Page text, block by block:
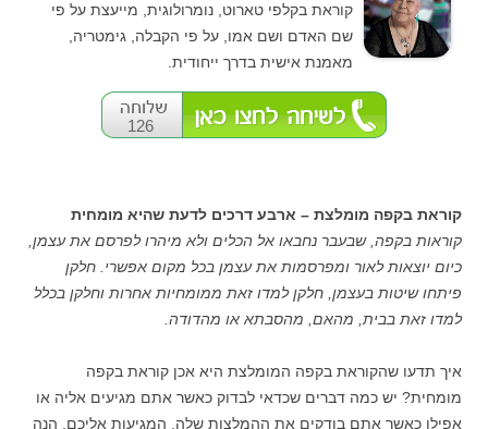
קוראת בקלפי טארוט, נומרולוגית, מייעצת על פי
שם האדם ושם אמו, על פי הקבלה, גימטריה,
מאמנת אישית בדרך ייחודית.
126
קוראת בקפה מומלצת – ארבע דרכים לדעת שהיא מומחית
קוראות בקפה, שבעבר נחבאו אל הכלים ולא מיהרו לפרסם את עצמן,
כיום יוצאות לאור ומפרסמות את עצמן בכל מקום אפשרי. חלקן
פיתחו שיטות בעצמן, חלקן למדו זאת ממומחיות אחרות וחלקן בכלל
למדו זאת בבית, מהאם, מהסבתא או מהדודה.
איך תדעו שהקוראת בקפה המומלצת היא אכן קוראת בקפה
מומחית? יש כמה דברים שכדאי לבדוק כאשר אתם מגיעים אליה או
אפילו כאשר אתם בודקים את ההמלצות שלה, המגיעות אליכם. הנה